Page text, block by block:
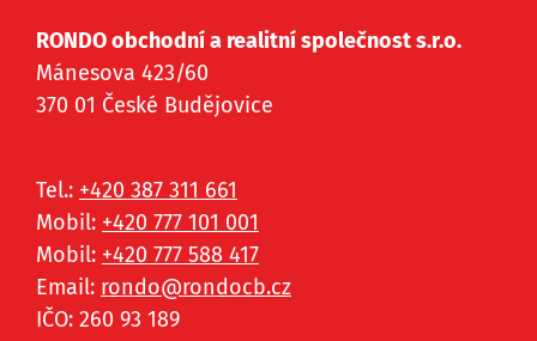
RONDO obchodní a realitní společnost s.r.o.
Mánesova 423/60
370 01 České Budějovice
Tel.: +420 387 311 661
Mobil: +420 777 101 001
Mobil: +420 777 588 417
Email: rondo@rondocb.cz
IČO: 260 93 189